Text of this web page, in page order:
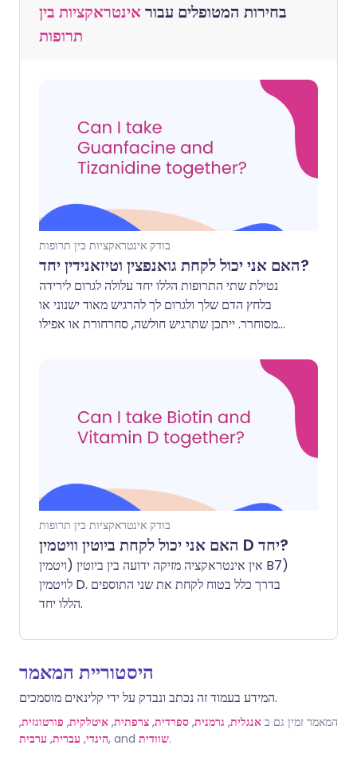
בחירות המטופלים עבוראינטראקציות בין
תרופות
בודק אינטראקציות בין תרופות
האם אני יכול לקחת גואנפצין וטיזאנידין יחד?
נטילת שתי התרופות הללו יחד עלולה לגרום לירידה
בלחץ הדם שלך ולגרום לך להרגיש מאוד ישנוני או
מסוחרר. ייתכן שתרגיש חולשה, סחרחורת או אפילו
בודק אינטראקציות בין תרופות
האם אני יכול לקחת ביוטין וויטמין D יחד?
אין אינטראקציה מזיקה ידועה בין ביוטין (ויטמין B7)
לויטמין D. בדרך כלל בטוח לקחת את שני התוספים
הללו יחד.
היסטוריית המאמר
המידע בעמוד זה נכתב ונבדק על ידי קלינאים מוסמכים.
המאמר זמין גם ב אנגלית, גרמנית, ספרדית, צרפתית, איטלקית, פורטוגזית,
הינדי, עברית, ערבית , and שוודית.